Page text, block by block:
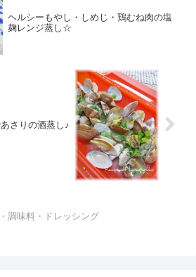
ヘルシーもやし・しめじ・鶏むね肉の塩
麹レンジ蒸し☆
さりの酒蒸し♪
調味料・ドレッシング